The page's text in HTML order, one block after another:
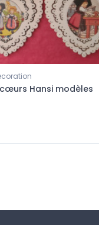
Hansi modèles